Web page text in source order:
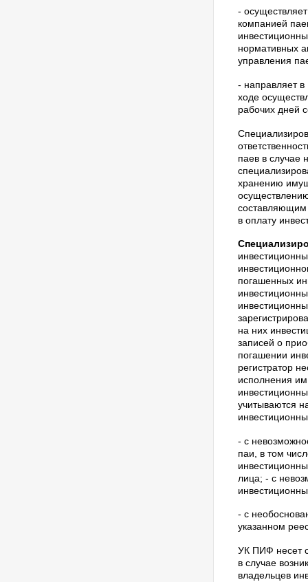
-
компанией
нормативных
управления
- направляет
ходе
рабочих дней
паев в случае
хранению
в оплату
погашенных
на них
записей о
погашении
регистратор
исполнения
учитываются
- с
паи, в том
лица; - с
- с
указанном
УК ПИФ несет
в случае
владельцев